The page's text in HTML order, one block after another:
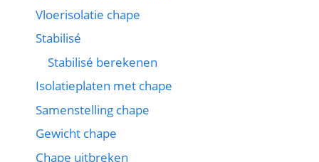
Vloerisolatie chape
Stabilisé
Stabilisé berekenen
Isolatieplaten met chape
Samenstelling chape
Gewicht chape
Chape uitbreken